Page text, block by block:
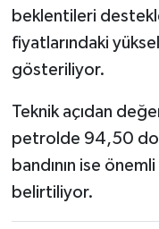
beklentileri
fiyatlarındaki
gösteriliyor.
Teknik açıdan
petrolde 94,50
bandının ise
belirtiliyor.